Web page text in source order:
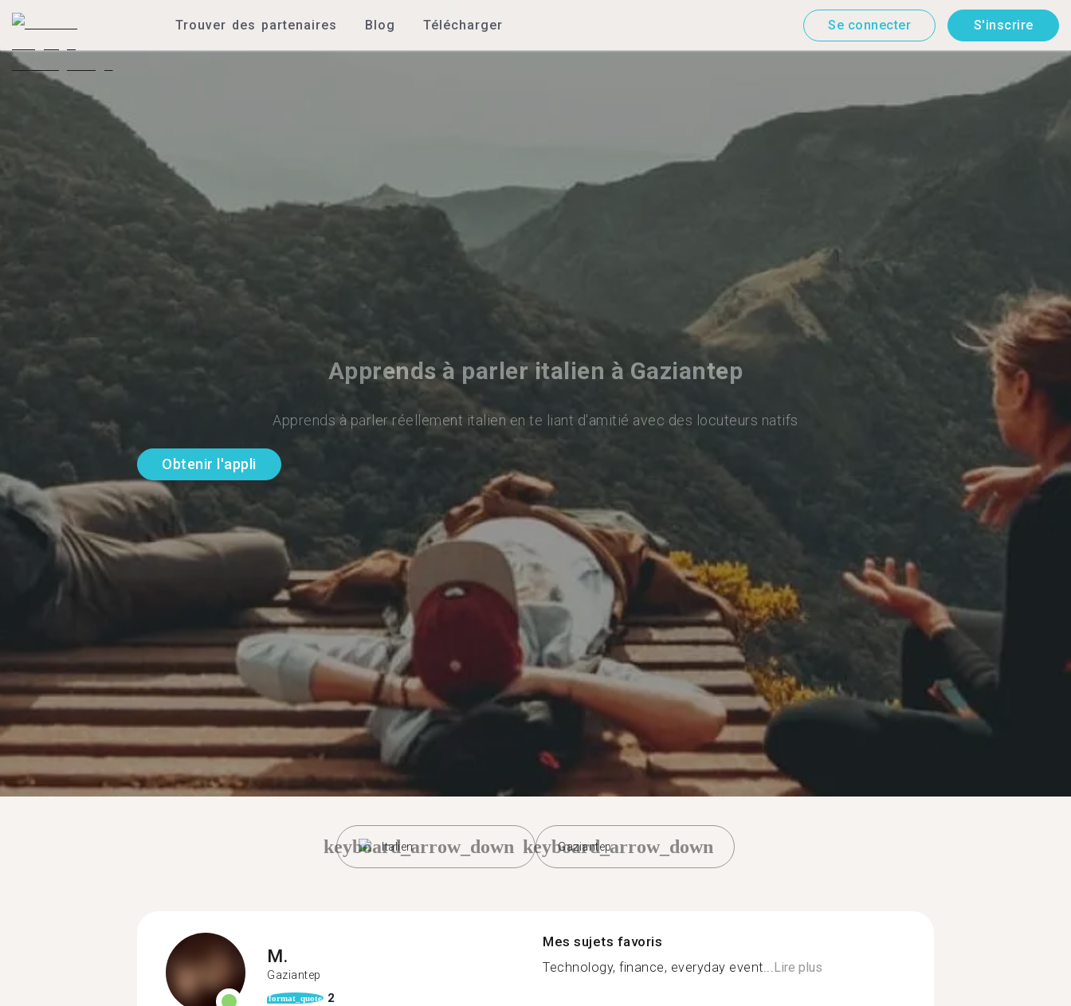
Trouver des partenaires Blog Télécharger Se connecter S'inscrire
Apprends à parler italien à Gaziantep
Apprends à parler réellement italien en te liant d'amitié avec des locuteurs natifs
Obtenir l'appli
Italien
keyboard_arrow_down Gaziantep
keyboard_arrow_down
M.
Gaziantep
format_quote 2
Mes sujets favoris
Technology, finance, everyday event...Lire plus